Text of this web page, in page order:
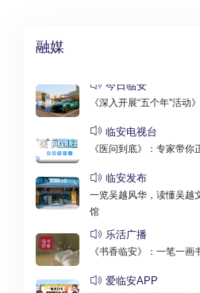
融媒
今日临安
《深入开展“五个年”活
临安电视台
《医问到底》：专家带你
临安发布
一览吴越风华，读懂吴越
馆
乐活广播
《书香临安》：一笔一画
爱临安APP